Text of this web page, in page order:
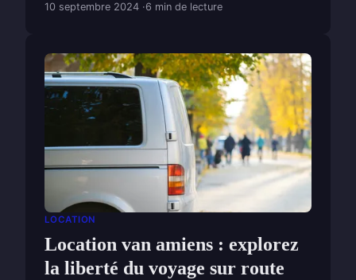
10 septembre 2024 6 min de lecture
LOCATION
Location van amiens : explorez
la liberté du voyage sur route